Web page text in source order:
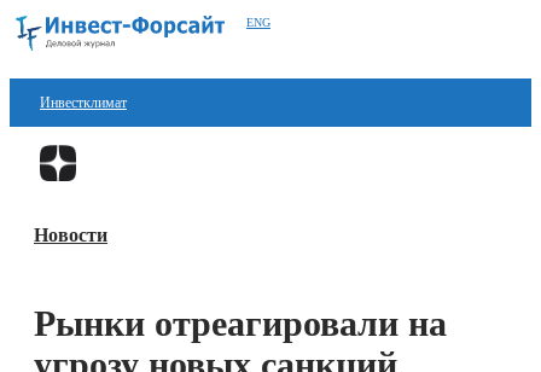
ENG
Инвестклимат
Финансы
Блокчейн
Новости
Рынки отреагировали на
угрозу новых санкций